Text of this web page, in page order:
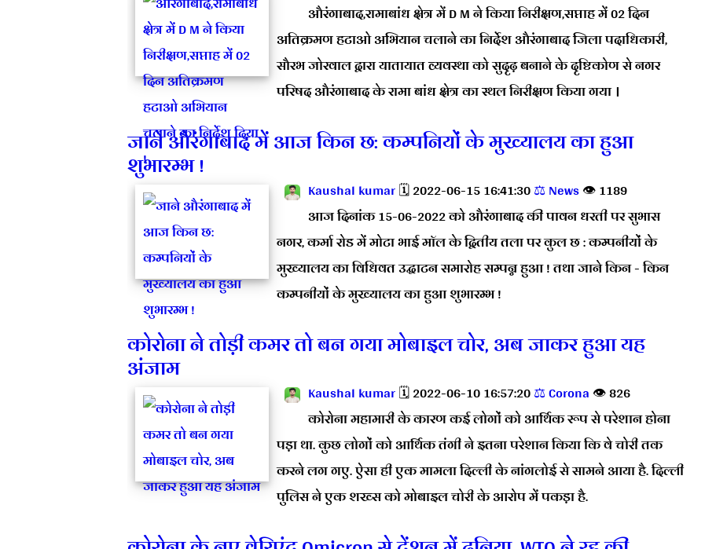
औरंगाबाद,रामाबांध क्षेत्र में D M ने किया निरीक्षण,सप्ताह में 02 दिन
अतिक्रमण हटाओ अभियान चलाने का निर्देश औरंगाबाद जिला पदाधिकारी,
सौरभ जोरवाल द्वारा यातायात व्यवस्था को सुदृढ़ बनाने के दृष्टिकोण से नगर
परिषद औरंगाबाद के रामा बांध क्षेत्र का स्थल निरीक्षण किया गया ।
जाने औरंगाबाद में आज किन छ: कम्पनियों के मुख्यालय का हुआ
शुभारम्भ !
Kaushal kumar🗓️ 2022-06-15 16:41:30⚖️ News👁️ 1189
आज दिनांक 15-06-2022 को औरंगाबाद की पावन धरती पर सुभास
नगर, कर्मा रोड में मोटा भाई मॉल के द्वितीय तला पर कुल छ : कम्पनीयों के
मुख्यालय का विधिवत उद्घाटन समारोह सम्पन्न हुआ ! तथा जाने किन - किन
कम्पनीयों के मुख्यालय का हुआ शुभारम्भ !
कोरोना ने तोड़ी कमर तो बन गया मोबाइल चोर, अब जाकर हुआ यह
अंजाम
Kaushal kumar🗓️ 2022-06-10 16:57:20⚖️ Corona👁️ 826
कोरोना महामारी के कारण कई लोगों को आर्थिक रूप से परेशान होना
पड़ा था. कुछ लोगों को आर्थिक तंगी ने इतना परेशान किया कि वे चोरी तक
करने लग गए. ऐसा ही एक मामला दिल्ली के नांगलोई से सामने आया है. दिल्ली
पुलिस ने एक शख्स को मोबाइल चोरी के आरोप में पकड़ा है.